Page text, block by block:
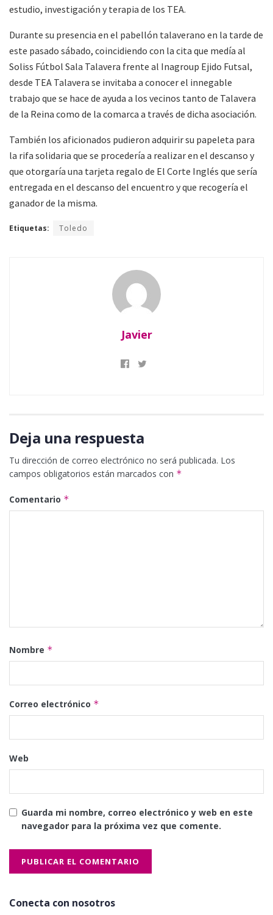
estudio, investigación y terapia de los TEA.
Durante su presencia en el pabellón talaverano en la tarde de
este pasado sábado, coincidiendo con la cita que medía al
Soliss Fútbol Sala Talavera frente al Inagroup Ejido Futsal,
desde TEA Talavera se invitaba a conocer el innegable
trabajo que se hace de ayuda a los vecinos tanto de Talavera
de la Reina como de la comarca a través de dicha asociación.
También los aficionados pudieron adquirir su papeleta para
la rifa solidaria que se procedería a realizar en el descanso y
que otorgaría una tarjeta regalo de El Corte Inglés que sería
entregada en el descanso del encuentro y que recogería el
ganador de la misma.
Etiquetas: Toledo
Javier
Deja una respuesta
Tu dirección de correo electrónico no será publicada. Los
campos obligatorios están marcados con *
Comentario *
Nombre *
Correo electrónico *
Web
Guarda mi nombre, correo electrónico y web en este
navegador para la próxima vez que comente.
Conecta con nosotros